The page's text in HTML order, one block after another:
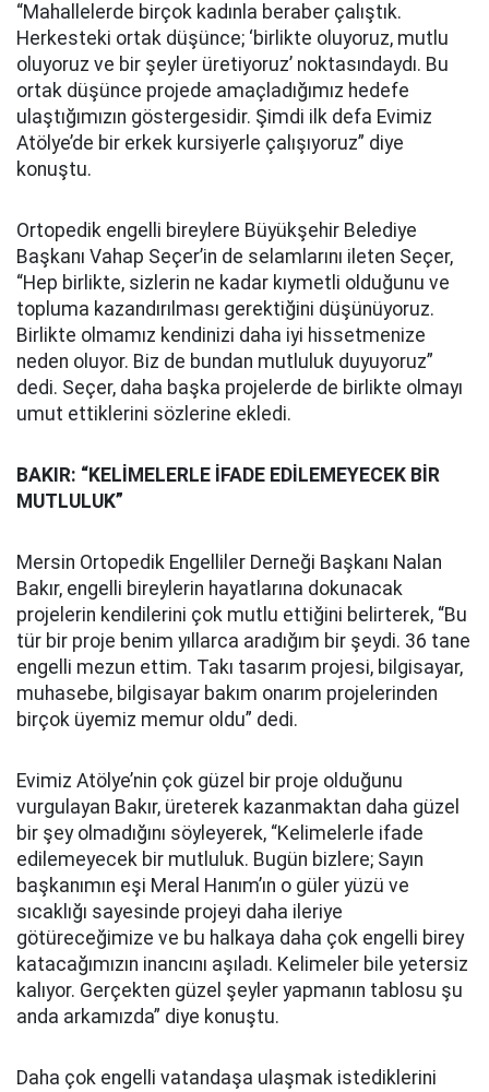
“Mahallelerde birçok kadınla beraber çalıştık.
Herkesteki ortak düşünce; ‘birlikte oluyoruz, mutlu
oluyoruz ve bir şeyler üretiyoruz’ noktasındaydı. Bu
ortak düşünce projede amaçladığımız hedefe
ulaştığımızın göstergesidir. Şimdi ilk defa Evimiz
Atölye’de bir erkek kursiyerle çalışıyoruz” diye
konuştu.
Ortopedik engelli bireylere Büyükşehir Belediye
Başkanı Vahap Seçer’in de selamlarını ileten Seçer,
“Hep birlikte, sizlerin ne kadar kıymetli olduğunu ve
topluma kazandırılması gerektiğini düşünüyoruz.
Birlikte olmamız kendinizi daha iyi hissetmenize
neden oluyor. Biz de bundan mutluluk duyuyoruz”
dedi. Seçer, daha başka projelerde de birlikte olmayı
umut ettiklerini sözlerine ekledi.
BAKIR: “KELİMELERLE İFADE EDİLEMEYECEK BİR
MUTLULUK”
Mersin Ortopedik Engelliler Derneği Başkanı Nalan
Bakır, engelli bireylerin hayatlarına dokunacak
projelerin kendilerini çok mutlu ettiğini belirterek, “Bu
tür bir proje benim yıllarca aradığım bir şeydi. 36 tane
engelli mezun ettim. Takı tasarım projesi, bilgisayar,
muhasebe, bilgisayar bakım onarım projelerinden
birçok üyemiz memur oldu” dedi.
Evimiz Atölye’nin çok güzel bir proje olduğunu
vurgulayan Bakır, üreterek kazanmaktan daha güzel
bir şey olmadığını söyleyerek, “Kelimelerle ifade
edilemeyecek bir mutluluk. Bugün bizlere; Sayın
başkanımın eşi Meral Hanım’ın o güler yüzü ve
sıcaklığı sayesinde projeyi daha ileriye
götüreceğimize ve bu halkaya daha çok engelli birey
katacağımızın inancını aşıladı. Kelimeler bile yetersiz
kalıyor. Gerçekten güzel şeyler yapmanın tablosu şu
anda arkamızda” diye konuştu.
Daha çok engelli vatandaşa ulaşmak istediklerini